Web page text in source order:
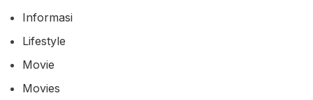
Informasi
Lifestyle
Movie
Movies